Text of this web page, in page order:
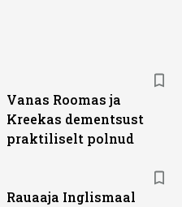
Vanas Roomas ja
Kreekas dementsust
praktiliselt polnud
Rauaaja Inglismaal